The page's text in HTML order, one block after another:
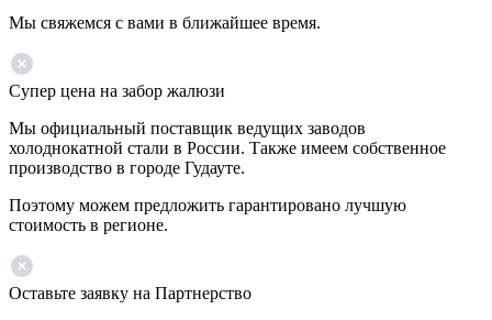
Мы свяжемся с вами в ближайшее время.
Супер цена на забор жалюзи
Мы официальный поставщик ведущих заводов
холоднокатной стали в России. Также имеем собственное
производство в городе Гудауте.
Поэтому можем предложить гарантировано лучшую
стоимость в регионе.
Оставьте заявку на Партнерство